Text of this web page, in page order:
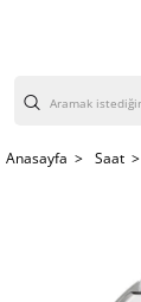
Anasayfa > Saat >